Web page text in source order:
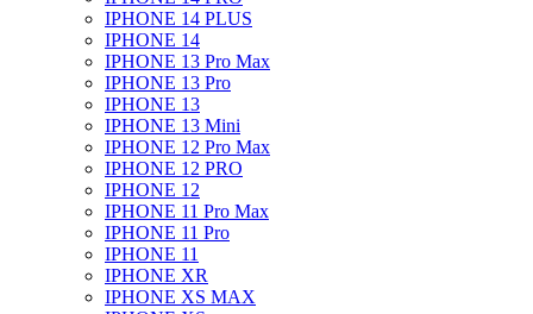
IPHONE 14 PLUS
IPHONE 14
IPHONE 13 Pro Max
IPHONE 13 Pro
IPHONE 13
IPHONE 13 Mini
IPHONE 12 Pro Max
IPHONE 12 PRO
IPHONE 12
IPHONE 11 Pro Max
IPHONE 11 Pro
IPHONE 11
IPHONE XR
IPHONE XS MAX